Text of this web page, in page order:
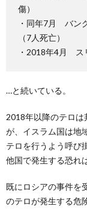
傷）
・同年7月 バン
（7人死亡）
・2018年4月 ス
…と続いている。
2018年以降のテロ
が、イスラム国は地
テロを行うよう呼び
他国で発生する恐れ
既にロシアの事件を
のテロが発生する危